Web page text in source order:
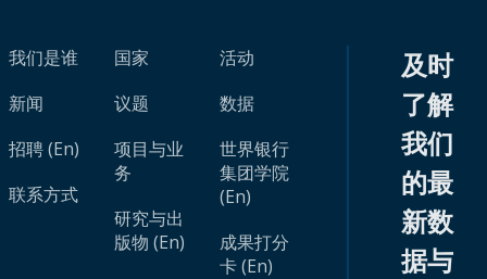
我们是谁
新闻
招聘 (En)
联系方式
国家
议题
项目与业
务
研究与出
版物 (En)
活动
数据
世界银行
集团学院
(En)
成果打分
卡 (En)
及时
了解
我们
的最
新数
据与